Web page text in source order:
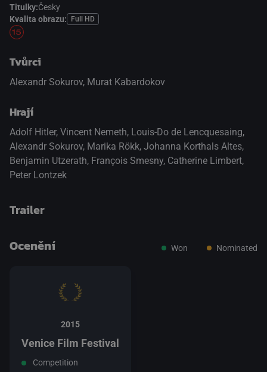
Titulky:Česky
Kvalita obrazu:
Full HD
Tvůrci
Alexandr Sokurov, Murat Kabardokov
Hrají
Adolf Hitler, Vincent Nemeth, Louis-Do de Lencquesaing,
Alexandr Sokurov, Marika Rökk, Johanna Korthals Altes,
Benjamin Utzerath, François Smesny, Catherine Limbert,
Peter Lontzek
Trailer
přepnout na HTML5 přehrávač
Ocenění Won Nominated
2015
Venice Film Festival
Competition